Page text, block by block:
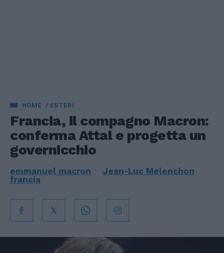
HOME ESTERI
Francia, il compagno Macron:
conferma Attal e progetta un
governicchio
emmanuel macron
Jean-Luc Melenchon
francia